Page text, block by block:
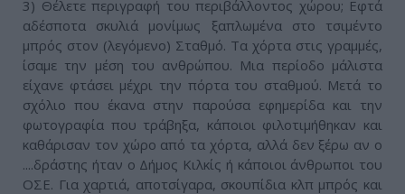
3) Θέλετε περιγραφή του περιβάλλοντος χώρου; Εφτά
αδέσποτα σκυλιά μονίμως ξαπλωμένα στο τσιμέντο
μπρός στον (λεγόμενο) Σταθμό. Τα χόρτα στις γραμμές,
ίσαμε την μέση του ανθρώπου. Μια περίοδο μάλιστα
είχανε φτάσει μέχρι την πόρτα του σταθμού. Μετά το
σχόλιο που έκανα στην παρούσα εφημερίδα και την
φωτογραφία που τράβηξα, κάποιοι φιλοτιμήθηκαν και
καθάρισαν τον χώρο από τα χόρτα, αλλά δεν ξέρω αν ο
....δράστης ήταν ο Δήμος Κιλκίς ή κάποιοι άνθρωποι του
ΟΣΕ. Για χαρτιά, αποτσίγαρα, σκουπίδια κλπ μπρός και